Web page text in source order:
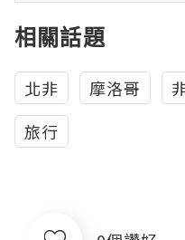
相關話題
北非 摩洛哥
旅行